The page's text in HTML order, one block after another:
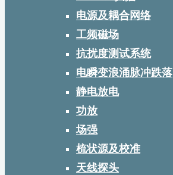
电源及耦合网络
工频磁场
抗扰度测试系统
电瞬变浪涌脉冲跌落
静电放电
功放
场强
梳状源及校准
天线探头